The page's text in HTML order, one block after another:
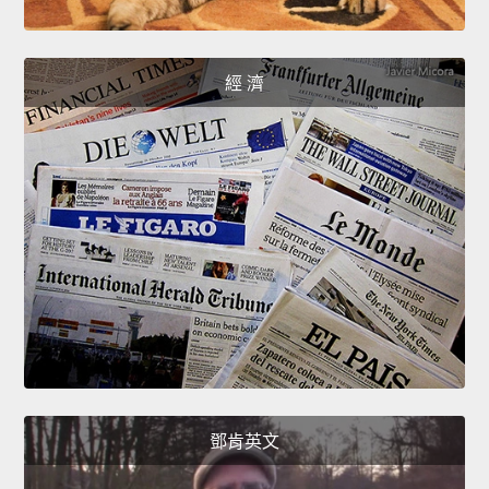
經 濟
鄧肯英文